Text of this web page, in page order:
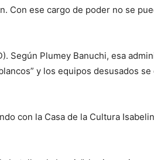
Con ese cargo de poder no se
Según Plumey Banuchi, esa
y los equipos desusados
con la Casa de la Cultura